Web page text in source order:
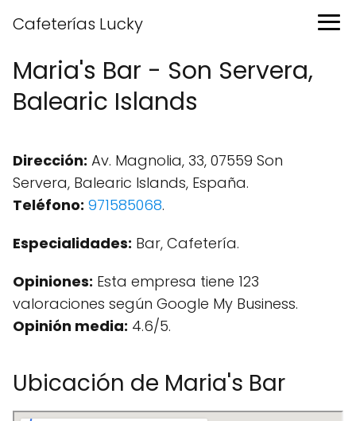
Cafeterías Lucky
Maria's Bar - Son Servera,
Balearic Islands
Dirección: Av. Magnolia, 33, 07559 Son
Servera, Balearic Islands, España.
Teléfono: 971585068.
Especialidades: Bar, Cafetería.
Opiniones: Esta empresa tiene 123
valoraciones según Google My Business.
Opinión media: 4.6/5.
Ubicación de Maria's Bar